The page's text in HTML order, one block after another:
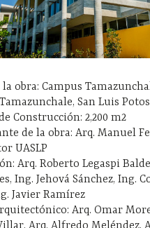
obra: Campus
San Luis
Construcción: 2,200 m2
de la obra: Arq. Manuel
UASLP
Arq. Roberto Legaspi
Ing. Jehová Sánchez, Ing.
Javier Ramírez
Arq. Omar